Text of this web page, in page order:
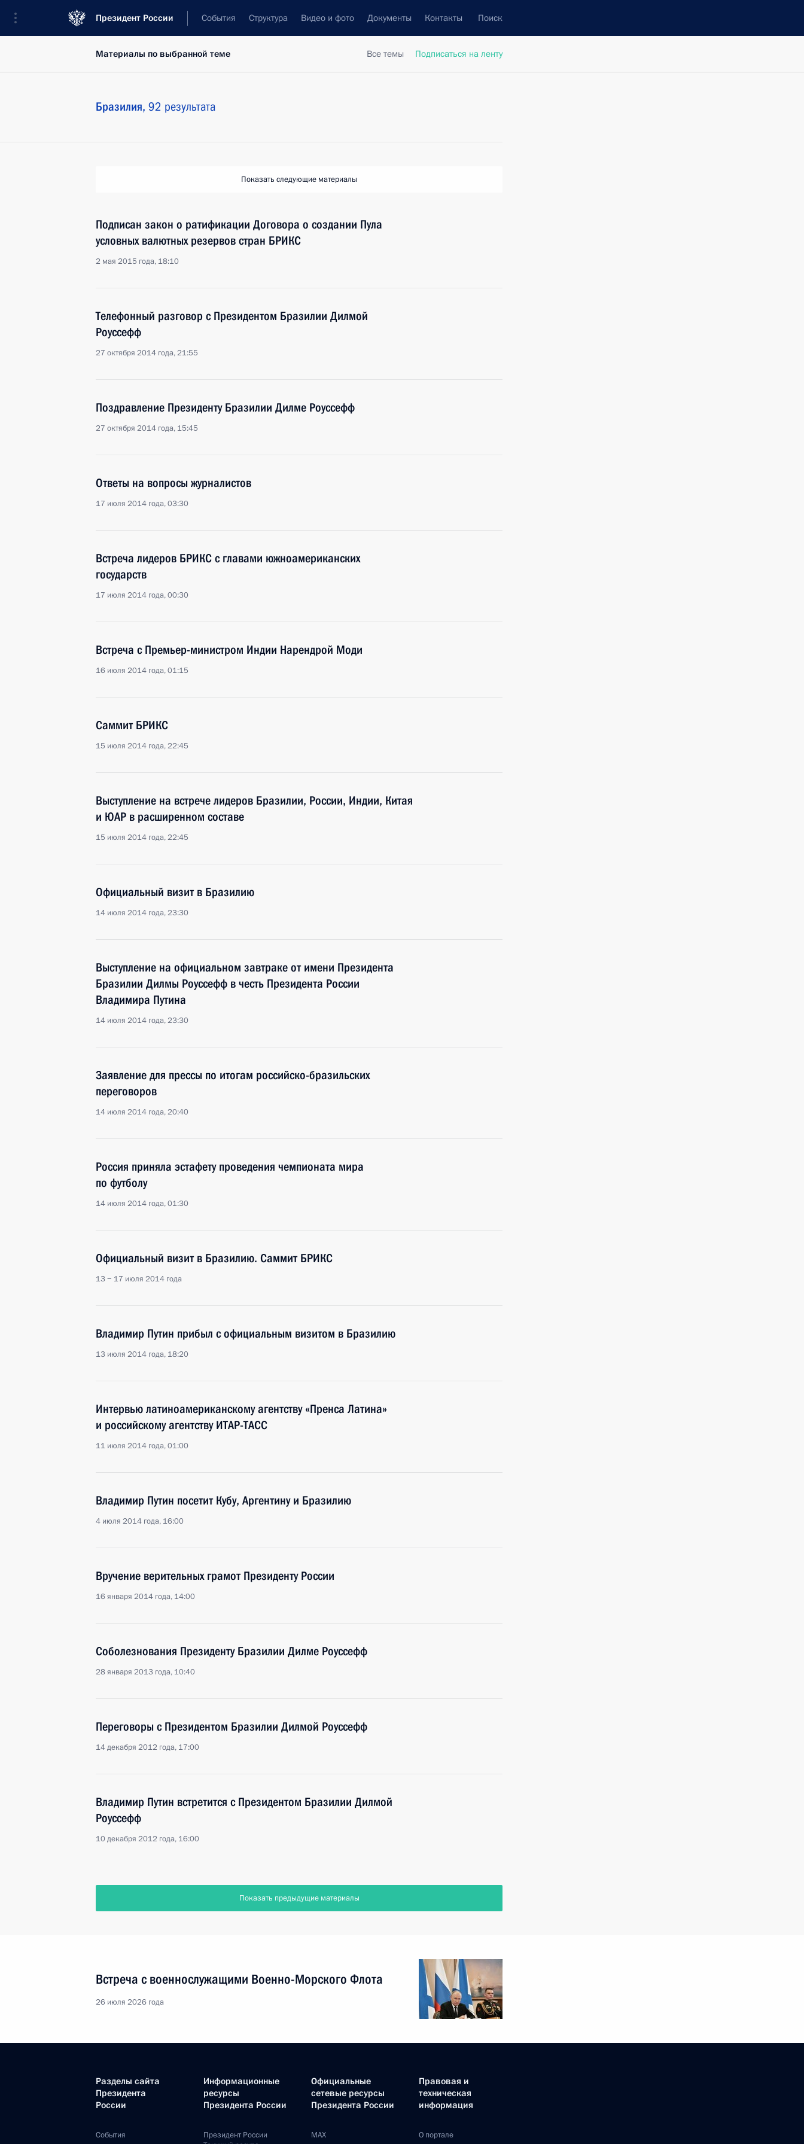
Президент России События Структура Видео и фото Документы Контакты Поиск
Все темы Подписаться на ленту
Материалы по выбранной теме
Бразилия, 92 результата
Показать следующие материалы
Подписан закон о ратификации Договора о создании Пула
условных валютных резервов стран БРИКС
2 мая 2015 года, 18:10
Телефонный разговор с Президентом Бразилии Дилмой
Роуссефф
27 октября 2014 года, 21:55
Поздравление Президенту Бразилии Дилме Роуссефф
27 октября 2014 года, 15:45
Ответы на вопросы журналистов
17 июля 2014 года, 03:30
Встреча лидеров БРИКС с главами южноамериканских
государств
17 июля 2014 года, 00:30
Встреча с Премьер-министром Индии Нарендрой Моди
16 июля 2014 года, 01:15
Саммит БРИКС
15 июля 2014 года, 22:45
Выступление на встрече лидеров Бразилии, России, Индии, Китая
и ЮАР в расширенном составе
15 июля 2014 года, 22:45
Официальный визит в Бразилию
14 июля 2014 года, 23:30
Выступление на официальном завтраке от имени Президента
Бразилии Дилмы Роуссефф в честь Президента России
Владимира Путина
14 июля 2014 года, 23:30
Заявление для прессы по итогам российско-бразильских
переговоров
14 июля 2014 года, 20:40
Россия приняла эстафету проведения чемпионата мира
по футболу
14 июля 2014 года, 01:30
Официальный визит в Бразилию. Саммит БРИКС
13 − 17 июля 2014 года
Владимир Путин прибыл с официальным визитом в Бразилию
13 июля 2014 года, 18:20
Интервью латиноамериканскому агентству «Пренса Латина»
и российскому агентству ИТАР-ТАСС
11 июля 2014 года, 01:00
Владимир Путин посетит Кубу, Аргентину и Бразилию
4 июля 2014 года, 16:00
Вручение верительных грамот Президенту России
16 января 2014 года, 14:00
Соболезнования Президенту Бразилии Дилме Роуссефф
28 января 2013 года, 10:40
Переговоры с Президентом Бразилии Дилмой Роуссефф
14 декабря 2012 года, 17:00
Владимир Путин встретится с Президентом Бразилии Дилмой
Роуссефф
10 декабря 2012 года, 16:00
Показать предыдущие материалы
Встреча с военнослужащими Военно-Морского Флота
26 июля 2026 года
Разделы сайта
Президента
России
События
Информационные
ресурсы
Президента России
Президент России
Официальные
сетевые ресурсы
Президента России
MAX
Правовая и
техническая
информация
О портале